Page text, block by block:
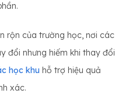
rộn của trường học, nơi các
đổi nhưng hiếm khi thay đổi
học khu hỗ trợ hiệu quả
xác.